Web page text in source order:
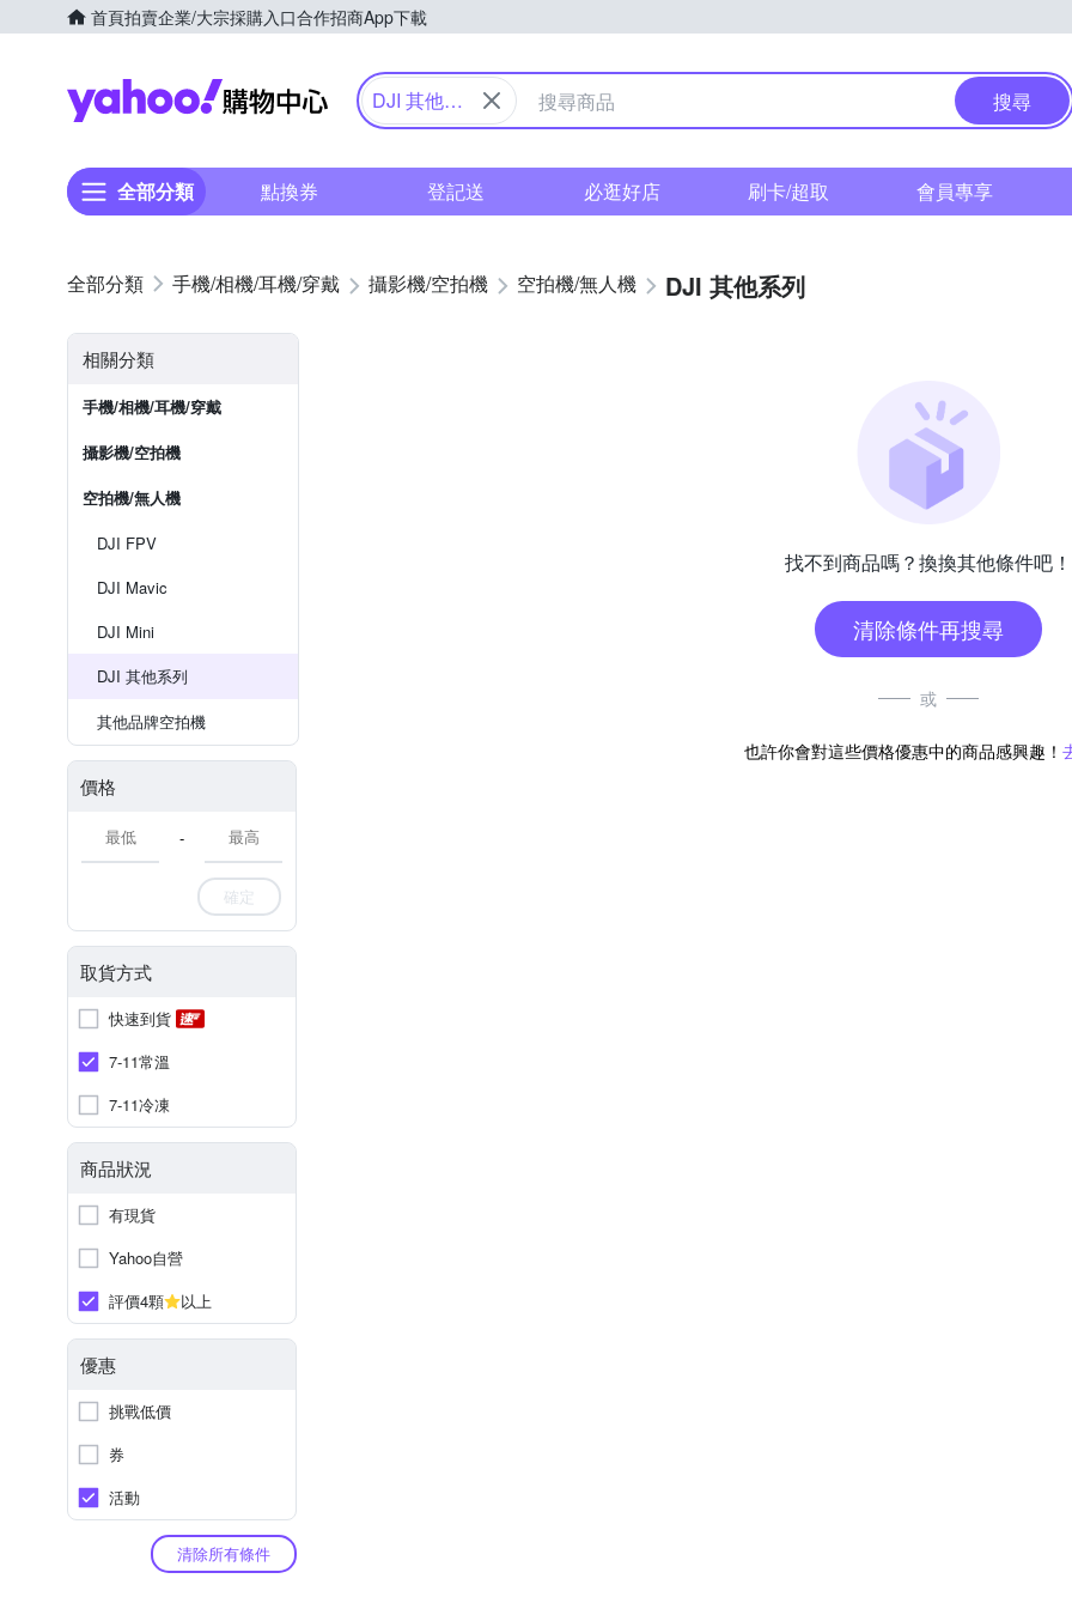
首頁拍賣企業/大宗採購入口合作招商App下載
Yahoo購物中心
DJI 其他系
搜尋
全部分類 點換券 登記送 必逛好店 刷卡/超取 會員專享
手機/相機/耳機/穿戴 攝影機/空拍機 空拍機/無人機 DJI 其他系列
相關分類
手機/相機/耳機/穿戴
攝影機/空拍機
空拍機/無人機
DJI FPV
DJI Mavic
DJI Mini
DJI 其他系列
其他品牌空拍機
價格
-
確定
取貨方式
快速到貨
7-11常溫
7-11冷凍
商品狀況
有現貨
Yahoo自營
評價4顆
以上
優惠
挑戰低價
券
活動
清除所有條件
找不到商品嗎？換換其他條件吧！
清除條件再搜尋
或
也許你會對這些價格優惠中的商品感興趣！